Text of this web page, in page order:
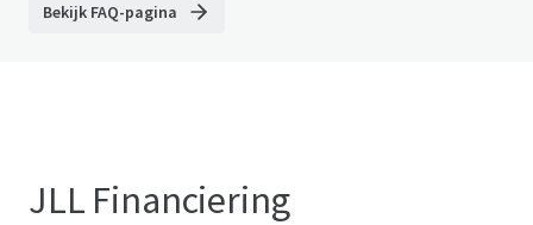
Bekijk FAQ-pagina
JLL Financiering